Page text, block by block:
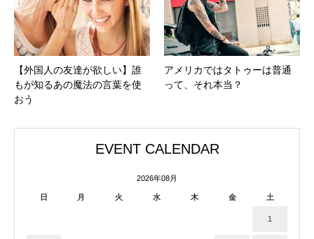
【外国人の友達が欲しい】誰
もが知るあの魔法の言葉を使
おう
アメリカではタトゥーは普通
って、それ本当？
EVENT CALENDAR
2026年08月
日 月 火 水 木 金 土
1